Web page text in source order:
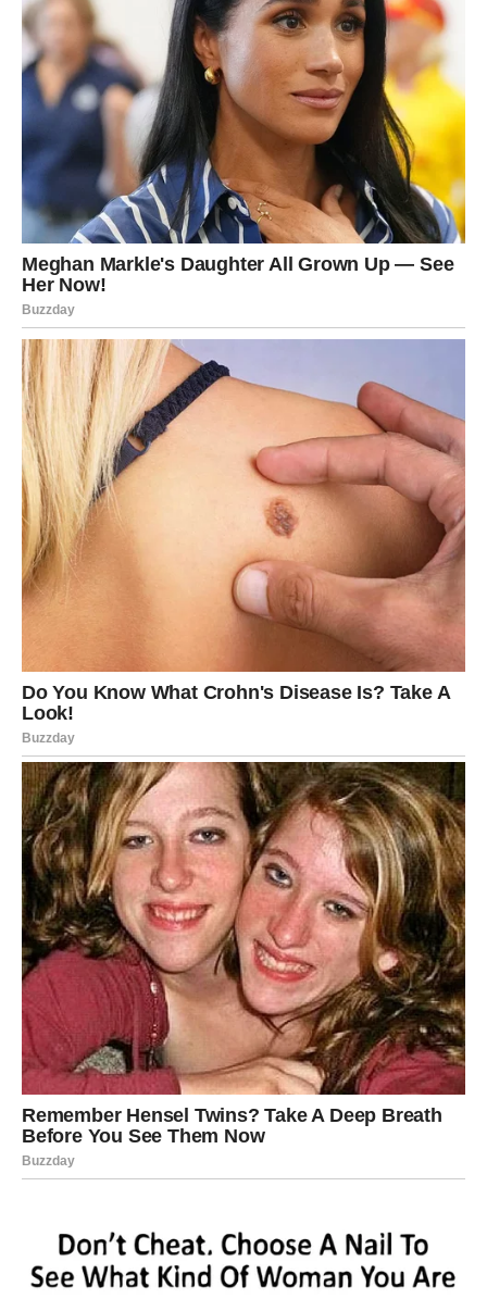
najneobičnijem obliku . Za Liama i Lisu, loto listići nisu
samo financijski dobitak, već i emotivna poveznica s
roditeljima koji više nisu među njima. Oni su podsjetnik
da ljubav i nakon smrti pronalazi način da se izrazi – čak i
kroz komad papira skriven u staroj ladici.
PREUZMITE BESPLATNO!
⋆ KNJIGA SA RECEPTIMA ⋆
knjigu s receptima! Uživaj u jednostavnim
i ukusnim jelima koja će osvojiti tvoje
najdraže.
Jednim klikom preuzmi knjigu s najboljim
receptima!